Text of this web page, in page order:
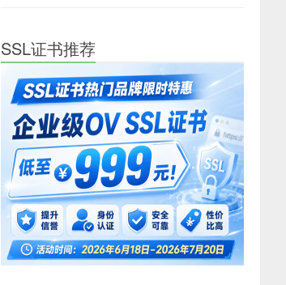
SSL证书推荐